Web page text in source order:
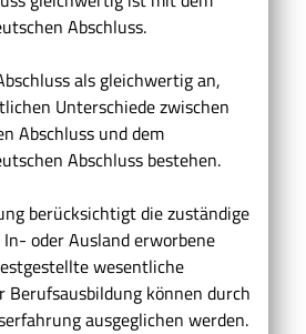
Abschluss.
als gleichwertig an,
Unterschiede zwischen
Abschluss und dem
Abschluss bestehen.
berücksichtigt die zuständige
oder Ausland erworbene
wesentliche
Berufsausbildung können durch
ausgeglichen werden.